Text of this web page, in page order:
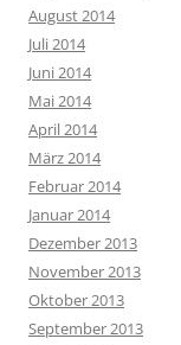
August 2014
Juli 2014
Juni 2014
Mai 2014
April 2014
März 2014
Februar 2014
Januar 2014
Dezember 2013
November 2013
Oktober 2013
September 2013